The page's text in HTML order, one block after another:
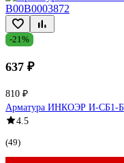
-21%
637 ₽
810 ₽
Арматура ИНКОЭР И-СБ1-
4.5
(49)